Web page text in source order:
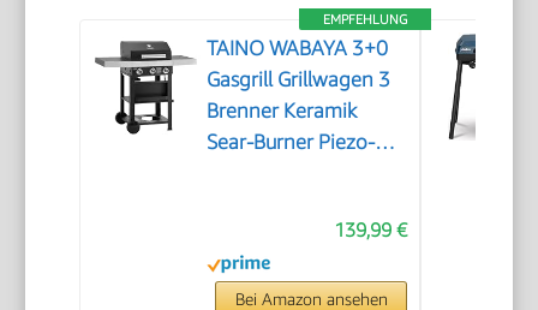
EMPFEHLUNG
TAINO WABAYA 3+0
Gasgrill Grillwagen 3
Brenner Keramik
Sear-Burner Piezo-
Warmhalterost
Schwarz Matt
139,99 €
Bei Amazon ansehen